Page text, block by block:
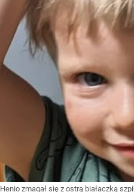
Henio zmagał się z ostrą białaczką